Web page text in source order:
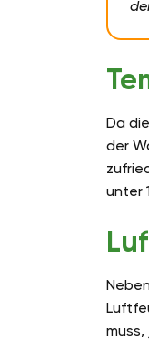
Da
der
unter